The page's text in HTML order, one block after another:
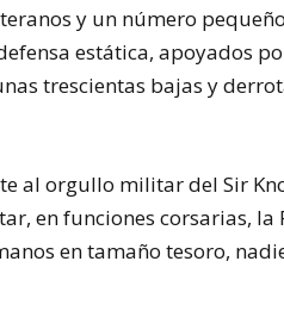
y un número
estática, apoyados
trescientas bajas y
al orgullo militar del Sir
en funciones corsarias, la
en tamaño tesoro,